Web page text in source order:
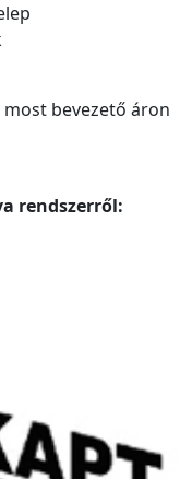
bevezető áron
rendszerről: